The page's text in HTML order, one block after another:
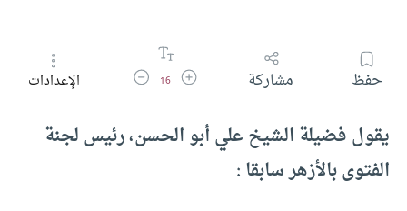
حفظ مشاركة زيادة حجم الخط
16 تقليل حجم الخطالإعدادات
يقول فضيلة الشيخ علي أبو الحسن، رئيس لجنة
الفتوى بالأزهر سابقا :